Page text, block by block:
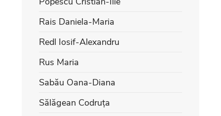
Rais Daniela-Maria
Redl Iosif-Alexandru
Rus Maria
Sabău Oana-Diana
Sălăgean Codruța